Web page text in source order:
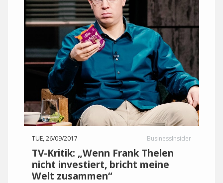
TUE, 26/09/2017 BusinessInsider
TV-Kritik: „Wenn Frank Thelen
nicht investiert, bricht meine
Welt zusammen“